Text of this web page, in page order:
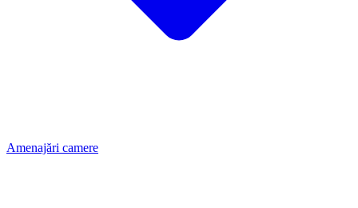
Amenajări camere